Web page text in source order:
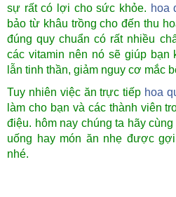
sự rất có lợi cho sức khỏe. hoa
bảo từ khâu trồng cho đến thu
đúng quy chuẩn có rất nhiều
các vitamin nên nó sẽ giúp bạn
lẫn tinh thần, giảm nguy cơ mắc
Tuy nhiên việc ăn trực tiếp hoa
làm cho bạn và các thành viên
điệu. hôm nay chúng ta hãy
uống hay món ăn nhẹ được
nhé.